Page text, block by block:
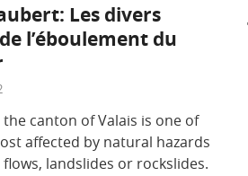
Les divers
l’éboulement du
the canton of Valais is one of
affected by natural hazards
landslides or rockslides.